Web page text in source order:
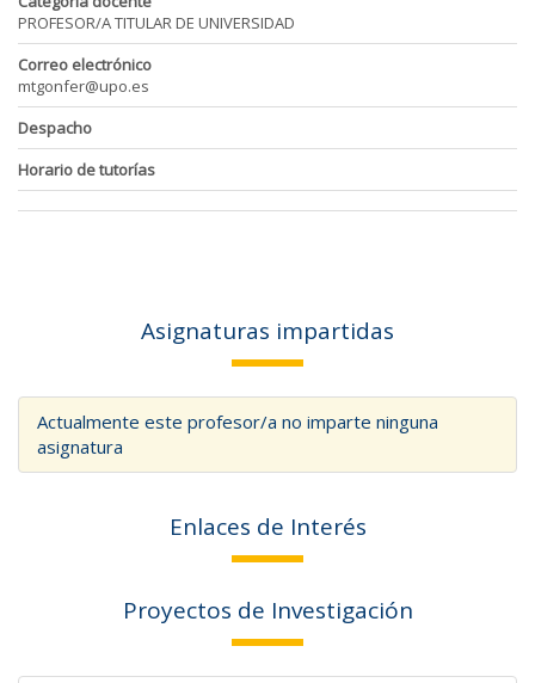
PROFESOR/A TITULAR DE UNIVERSIDAD
Correo electrónico
mtgonfer@upo.es
Despacho
Horario de tutorías
Asignaturas impartidas
Actualmente este profesor/a no imparte ninguna
asignatura
Enlaces de Interés
Proyectos de Investigación